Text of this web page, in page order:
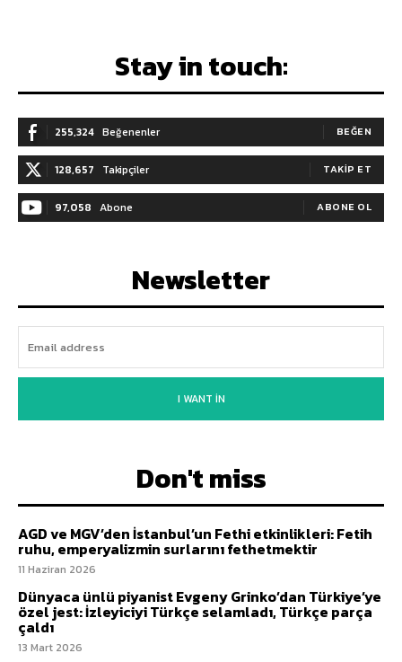
Stay in touch:
255,324 Beğenenler BEĞEN
128,657 Takipçiler TAKIP ET
97,058 Abone ABONE OL
Newsletter
I WANT IN
Don't miss
AGD ve MGV’den İstanbul’un Fethi etkinlikleri: Fetih
ruhu, emperyalizmin surlarını fethetmektir
11 Haziran 2026
Dünyaca ünlü piyanist Evgeny Grinko’dan Türkiye’ye
özel jest: İzleyiciyi Türkçe selamladı, Türkçe parça
çaldı
13 Mart 2026